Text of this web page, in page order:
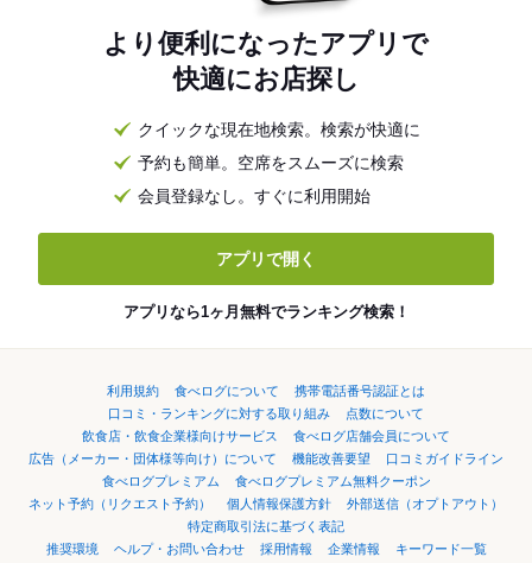
より便利になったアプリで
快適にお店探し
クイックな現在地検索。検索が快適に
予約も簡単。空席をスムーズに検索
会員登録なし。すぐに利用開始
アプリで開く
アプリなら1ヶ月無料でランキング検索！
利用規約 食べログについて
携帯電話番号認証とは
口コミ・ランキングに対する取り組み
点数について
飲食店・飲食企業様向けサービス
食べログ店舗会員について
広告（メーカー・団体様等向け）について
機能改善要望
口コミガイドライン
食べログプレミアム
食べログプレミアム無料クーポン
ネット予約（リクエスト予約）
個人情報保護方針
外部送信（オプトアウト）
特定商取引法に基づく表記
推奨環境
ヘルプ・お問い合わせ 採用情報 企業情報 キーワード一覧